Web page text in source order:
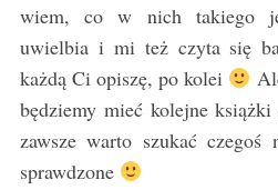
wiem, co w nich takiego
uwielbia i mi też czyta się
każdą Ci opiszę, po kolei
będziemy mieć kolejne
zawsze warto szukać czegoś
sprawdzone